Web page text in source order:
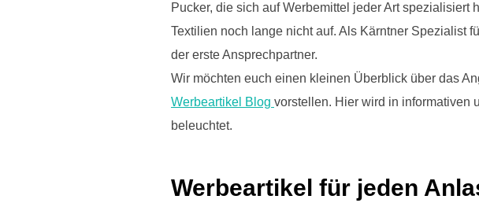
Pucker, die sich auf Werbemittel jeder Art
Textilien noch lange nicht auf. Als Kärntner Spezialist
der erste Ansprechpartner.
Wir möchten euch einen kleinen Überblick über das
Werbeartikel Blog vorstellen. Hier wird in informativen
beleuchtet.
Werbeartikel für jeden